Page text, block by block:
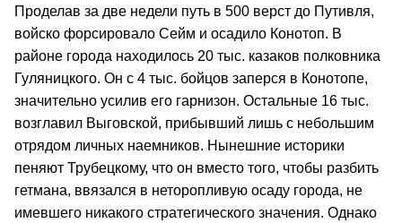
Проделав за две недели путь в 500 верст до Путивля,
войско форсировало Сейм и осадило Конотоп. В
районе города находилось 20 тыс. казаков полковника
Гуляницкого. Он с 4 тыс. бойцов заперся в Конотопе,
значительно усилив его гарнизон. Остальные 16 тыс.
возглавил Выговской, прибывший лишь с небольшим
отрядом личных наемников. Нынешние историки
пеняют Трубецкому, что он вместо того, чтобы разбить
гетмана, ввязался в неторопливую осаду города, не
имевшего никакого стратегического значения. Однако